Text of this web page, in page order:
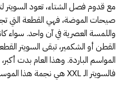
مع قدوم فصل الشتاء، تعود السويتر
صيحات الموضة، فهي القطعة التي
واللمسة العصرية في آن واحد.
القطن أو الشكمير، تبقى السويتر
المواسم الباردة. وهذا العام بدت
فالسويتر الـ XXL هي نجمة هذا الموسم.